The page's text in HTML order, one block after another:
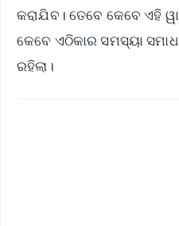
କରାଯିବ। ତେବେ କେବେ ଏହି
କେବେ ଏଠିକାର ସମସ୍ୟା
ରହିଲା।